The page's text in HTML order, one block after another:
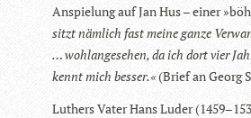
Anspie­lung auf Jan Hus – einer
sitzt näm­lich fast meine ganze
… wohl­an­ge­se­hen, da ich dort vier
kennt mich bes­ser.«(Brief an Georg
Luthers Vater Hans Luder